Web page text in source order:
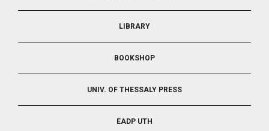
LIBRARY
BOOKSHOP
UNIV. OF THESSALY PRESS
EADP UTH